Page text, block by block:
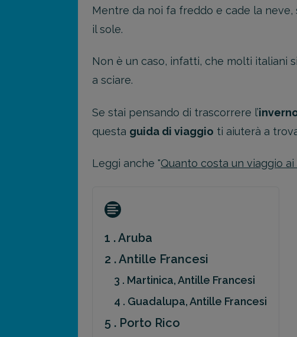
Mentre da noi fa freddo e cade la
il sole.
Non è un caso, infatti, che molti italiani
a sciare.
Se stai pensando di trascorrere l’
questa guida di viaggio ti aiuterà a
Leggi anche "Quanto costa un viaggio ai
1 . Aruba
2 . Antille Francesi
3 . Martinica, Antille Francesi
4 . Guadalupa, Antille Francesi
5 . Porto Rico